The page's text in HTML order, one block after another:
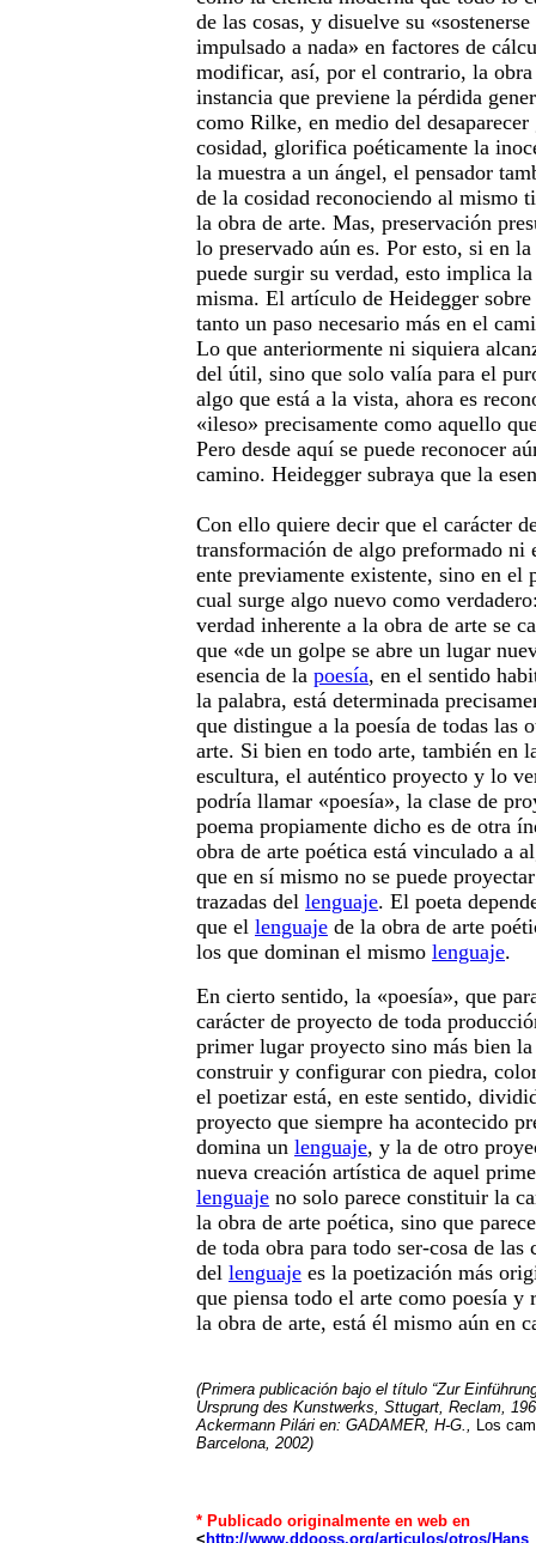
de las cosas, y disuelve su
impulsado a nada» en factores de
modificar, así, por el contrario, la obra
instancia que previene la pérdida
como Rilke, en medio del desaparecer
cosidad, glorifica poéticamente la
la muestra a un ángel, el pensador
de la cosidad reconociendo al mismo
la obra de arte. Mas, preservación
lo preservado aún es. Por esto, si en
puede surgir su verdad, esto implica
misma. El artículo de Heidegger
tanto un paso necesario más en el
Lo que anteriormente ni siquiera
del útil, sino que solo valía para el
algo que está a la vista, ahora es
«ileso» precisamente como aquello
Pero desde aquí se puede reconocer
camino. Heidegger subraya que la
Con ello quiere decir que el carácter
transformación de algo preformado ni
ente previamente existente, sino en el
cual surge algo nuevo como
verdad inherente a la obra de arte se
que «de un golpe se abre un lugar
esencia de la poesía, en el sentido
la palabra, está determinada
que distingue a la poesía de todas las
arte. Si bien en todo arte, también en
escultura, el auténtico proyecto y lo
podría llamar «poesía», la clase de
poema propiamente dicho es de otra
obra de arte poética está vinculado a
que en sí mismo no se puede
trazadas del lenguaje. El poeta
que el lenguaje de la obra de arte
los que dominan el mismo lenguaje.
En cierto sentido, la «poesía», que
carácter de proyecto de toda
primer lugar proyecto sino más bien
construir y configurar con piedra,
el poetizar está, en este sentido,
proyecto que siempre ha acontecido
domina un lenguaje, y la de otro
nueva creación artística de aquel
lenguaje no solo parece constituir la
la obra de arte poética, sino que
de toda obra para todo ser-cosa de las
del lenguaje es la poetización más
que piensa todo el arte como poesía y
la obra de arte, está él mismo aún en
(Primera publicación bajo el título “Zur
Ursprung des Kunstwerks, Sttugart, Reclam,
Ackermann Pilári en: GADAMER, H-G., Los
Barcelona, 2002)
* Publicado originalmente en web en
< http://www.ddooss.org/articulos/otros/